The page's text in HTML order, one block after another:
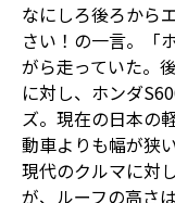
なにしろ後ろから
さい！の一言。「
がら走っていた。
に対し、ホンダ
ズ。現在の日本の
動車よりも幅が狭
現代のクルマに対
が、ルーフの高さ